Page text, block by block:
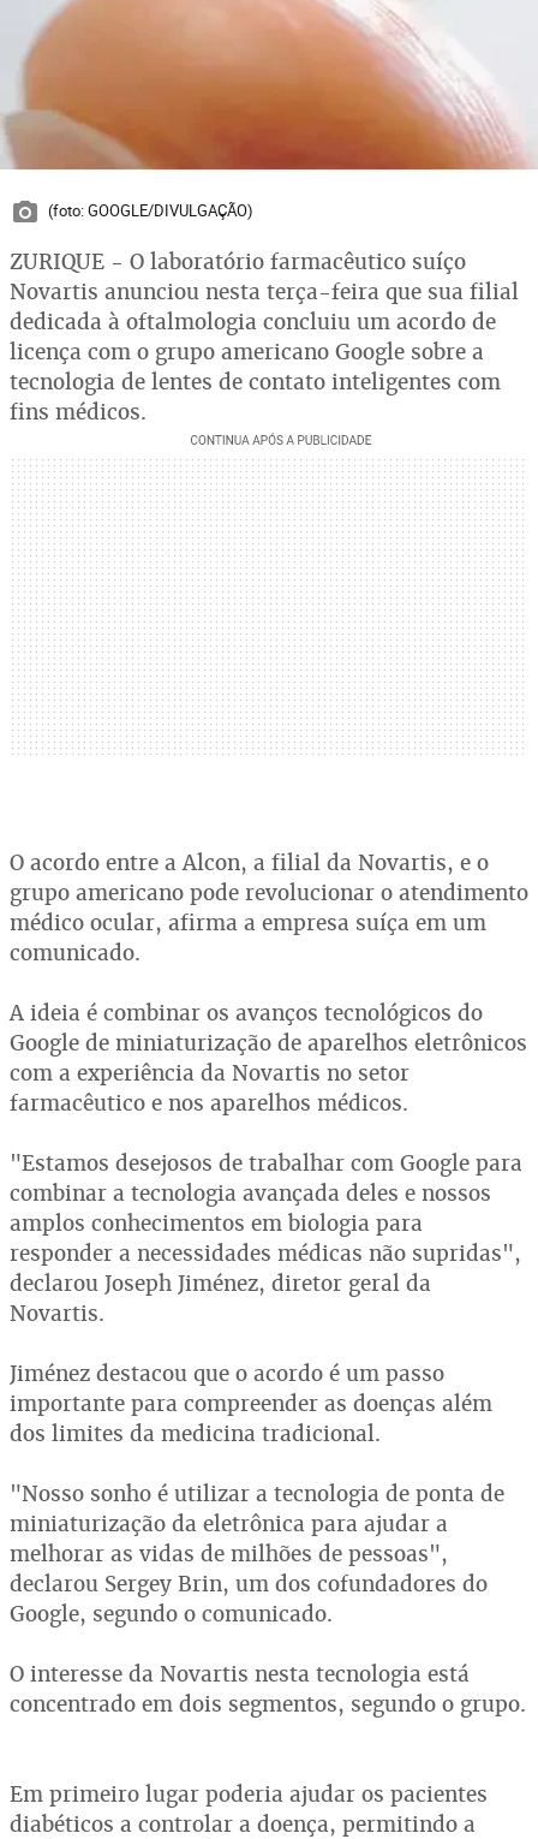
(foto: GOOGLE/DIVULGAÇÃO)
ZURIQUE - O laboratório farmacêutico suíço
Novartis anunciou nesta terça-feira que sua filial
dedicada à oftalmologia concluiu um acordo de
licença com o grupo americano Google sobre a
tecnologia de lentes de contato inteligentes com
fins médicos.
O acordo entre a Alcon, a filial da Novartis, e o
grupo americano pode revolucionar o atendimento
médico ocular, afirma a empresa suíça em um
comunicado.
A ideia é combinar os avanços tecnológicos do
Google de miniaturização de aparelhos eletrônicos
com a experiência da Novartis no setor
farmacêutico e nos aparelhos médicos.
"Estamos desejosos de trabalhar com Google para
combinar a tecnologia avançada deles e nossos
amplos conhecimentos em biologia para
responder a necessidades médicas não supridas",
declarou Joseph Jiménez, diretor geral da
Novartis.
Jiménez destacou que o acordo é um passo
importante para compreender as doenças além
dos limites da medicina tradicional.
"Nosso sonho é utilizar a tecnologia de ponta de
miniaturização da eletrônica para ajudar a
melhorar as vidas de milhões de pessoas",
declarou Sergey Brin, um dos cofundadores do
Google, segundo o comunicado.
O interesse da Novartis nesta tecnologia está
concentrado em dois segmentos, segundo o grupo.
Em primeiro lugar poderia ajudar os pacientes
diabéticos a controlar a doença, permitindo a